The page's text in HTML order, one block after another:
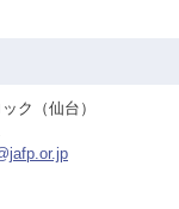
ク（仙台）